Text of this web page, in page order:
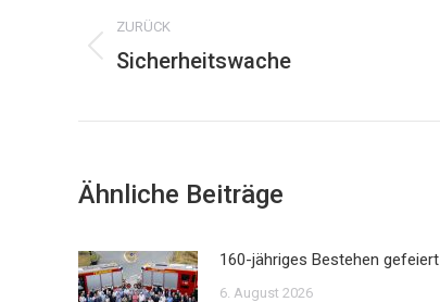
ZURÜCK
Vorheriger
Sicherheitswache
Ähnliche Beiträge
160-jähriges Bestehen gefeiert
6. August 2026